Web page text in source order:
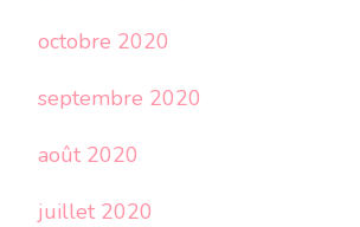
octobre 2020
septembre 2020
août 2020
juillet 2020